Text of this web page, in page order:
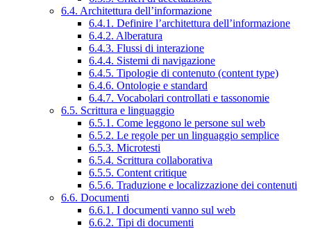
6.4. Architettura dell’informazione
6.4.1. Definire l’architettura dell’informazione
6.4.2. Alberatura
6.4.3. Flussi di interazione
6.4.4. Sistemi di navigazione
6.4.5. Tipologie di contenuto (content type)
6.4.6. Ontologie e standard
6.4.7. Vocabolari controllati e tassonomie
6.5. Scrittura e linguaggio
6.5.1. Come leggono le persone sul web
6.5.2. Le regole per un linguaggio semplice
6.5.3. Microtesti
6.5.4. Scrittura collaborativa
6.5.5. Content critique
6.5.6. Traduzione e localizzazione dei contenuti
6.6. Documenti
6.6.1. I documenti vanno sul web
6.6.2. Tipi di documenti